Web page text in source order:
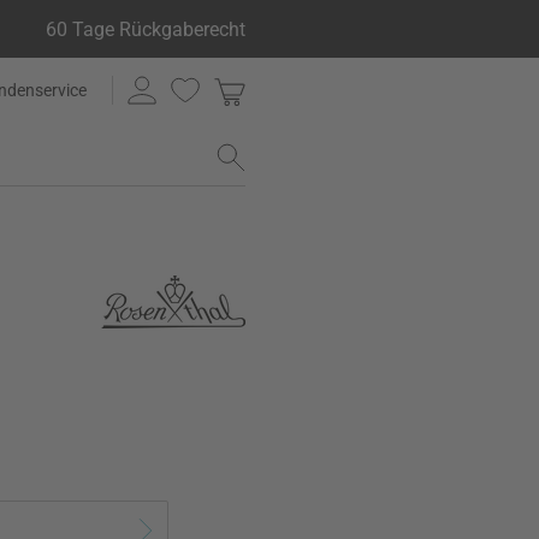
60 Tage Rückgaberecht